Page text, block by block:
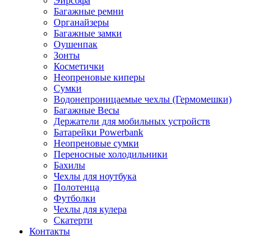
Багажные ремни
Органайзеры
Багажные замки
Оушенпак
Зонты
Косметички
Неопреновые киперы
Сумки
Водонепроницаемые чехлы (Гермомешки)
Багажные Весы
Держатели для мобильных устройств
Батарейки Powerbank
Неопреновые сумки
Переносные холодильники
Бахилы
Чехлы для ноутбука
Полотенца
Футболки
Чехлы для кулера
Скатерти
Контакты